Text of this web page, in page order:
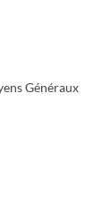
Généraux